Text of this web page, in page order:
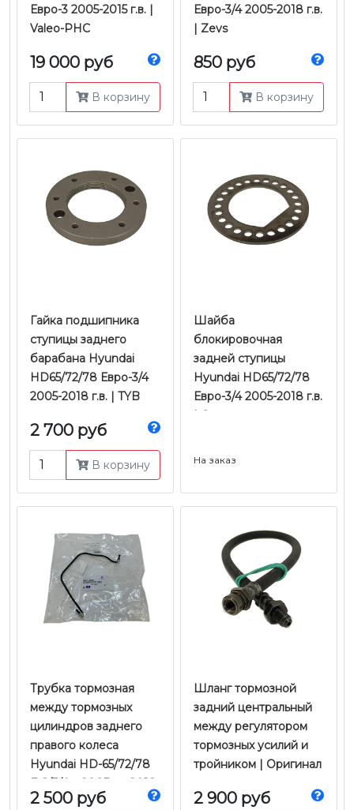
Евро-3 2005-2015 г.в. |
Valeo-PHC
19 000 руб
В корзину
Евро-3/4 2005-2018 г.в.
| Zevs
850 руб
В корзину
Гайка подшипника
ступицы заднего
барабана Hyundai
HD65/72/78 Евро-3/4
2005-2018 г.в. | TYB
2 700 руб
В корзину
Шайба
блокировочная
задней ступицы
Hyundai HD65/72/78
Евро-3/4 2005-2018 г.в.
| Оригинал
На заказ
Трубка тормозная
между тормозных
цилиндров заднего
правого колеса
Hyundai HD-65/72/78
E-2/3/4 с 2005 по 2018
г.в. | Оригинал
2 500 руб
Шланг тормозной
задний центральный
между регулятором
тормозных усилий и
тройником | Оригинал
2 900 руб